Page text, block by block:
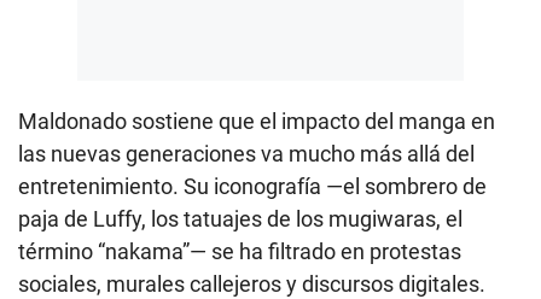
Maldonado sostiene que el impacto del manga en
las nuevas generaciones va mucho más allá del
entretenimiento. Su iconografía —el sombrero de
paja de Luffy, los tatuajes de los mugiwaras, el
término “nakama”— se ha filtrado en protestas
sociales, murales callejeros y discursos digitales.